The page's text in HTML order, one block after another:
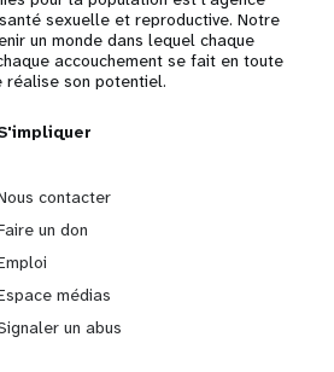
sexuelle et reproductive. Notre
un monde dans lequel chaque
accouchement se fait en toute
réalise son potentiel.
contacter
un don
médias
un abus